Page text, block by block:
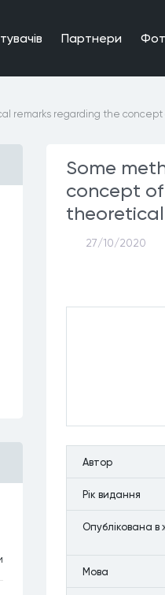
Партнери
remarks regarding the
Some
concept
27/10/2020
Автор
Рiк видання
Опублiкована в
Мова